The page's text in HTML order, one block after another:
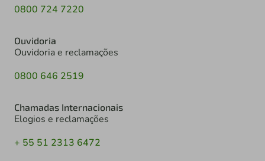
0800 724 7220
Ouvidoria
Ouvidoria e reclamações
0800 646 2519
Chamadas Internacionais
Elogios e reclamações
+ 55 51 2313 6472